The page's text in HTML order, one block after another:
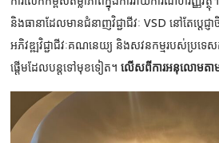
និងធានាដែលមានជំនាញវិជ្ជាជីវៈ VSD នៅតែប្តេជ្
អភិវឌ្ឍវិជ្ជាជីវៈគណនេយ្យ និងសវនកម្មរបស់ប្រទេ
ផ្តើមដែលបន្តទៅមុខទៀត។លើសពីការអនុលោមតាម